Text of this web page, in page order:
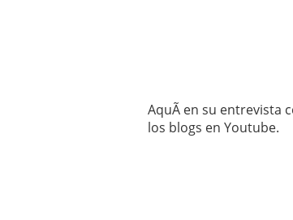
AquÃ­ en su entrevista
los blogs en Youtube.